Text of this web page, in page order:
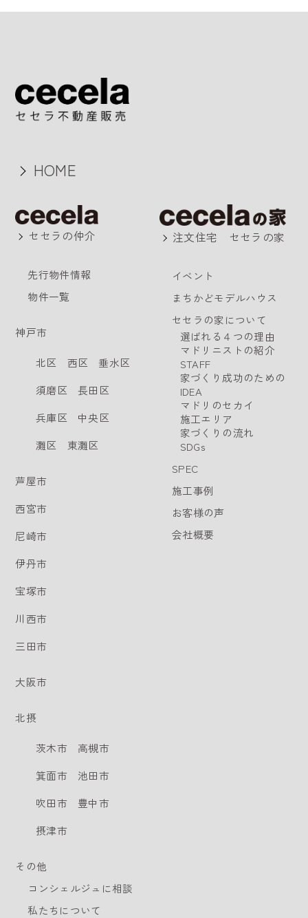
HOME
セセラの仲介
先行物件情報
物件一覧
神戸市
北区 西区
垂水区
須磨区
長田区
兵庫区
中央区
灘区
東灘区
芦屋市
西宮市
尼崎市
伊丹市
宝塚市
川西市
三田市
大阪市
北摂
茨木市
高槻市
箕面市
池田市
吹田市
豊中市
摂津市
その他
コンシェルジュに相談
私たちについて
注文住宅 セセラの家
イベント
まちかどモデルハウス
セセラの家について
選ばれる４つの理由
マドリニストの紹介
STAFF
家づくり成功のための
IDEA
マドリのセカイ
施工エリア
家づくりの流れ
SDGs
SPEC
施工事例
お客様の声
会社概要